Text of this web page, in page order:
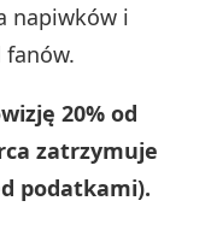
napiwków i
fanów.
20% od
zatrzymuje
podatkami).